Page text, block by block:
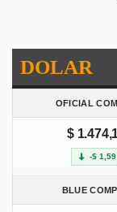
DOLAR
OFICIAL
$
-$ 1,59
BLUE